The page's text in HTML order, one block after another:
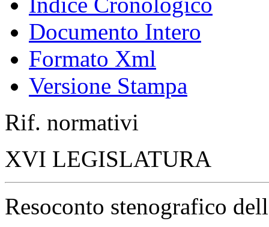
Documento Intero
Formato Xml
Versione Stampa
Rif. normativi
XVI LEGISLATURA
Resoconto stenografico